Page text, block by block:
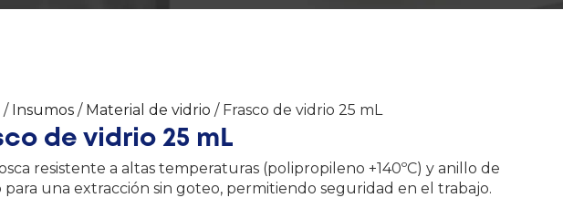
/ Insumos / Material de vidrio / Frasco de vidrio 25 mL
de vidrio 25 mL
resistente a altas temperaturas (polipropileno +140ºC) y anillo de
una extracción sin goteo, permitiendo seguridad en el trabajo.